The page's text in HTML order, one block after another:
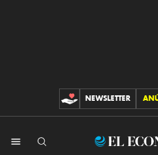
CONTRIBUCIONES
NEWSLETTER